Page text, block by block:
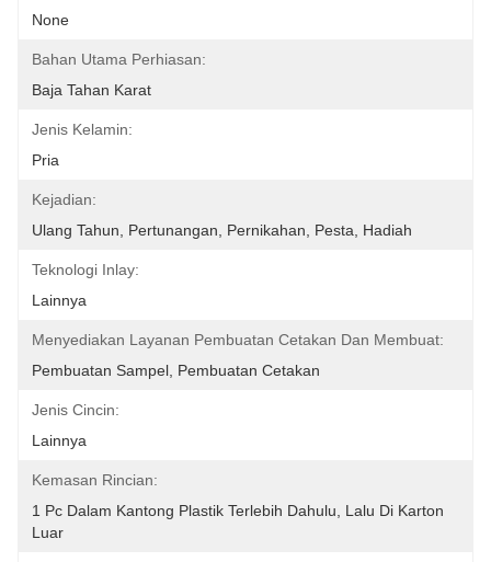
None
Bahan Utama Perhiasan:
Baja Tahan Karat
Jenis Kelamin:
Pria
Kejadian:
Ulang Tahun, Pertunangan, Pernikahan, Pesta, Hadiah
Teknologi Inlay:
Lainnya
Menyediakan Layanan Pembuatan Cetakan Dan Membuat:
Pembuatan Sampel, Pembuatan Cetakan
Jenis Cincin:
Lainnya
Kemasan Rincian:
1 Pc Dalam Kantong Plastik Terlebih Dahulu, Lalu Di Karton
Luar